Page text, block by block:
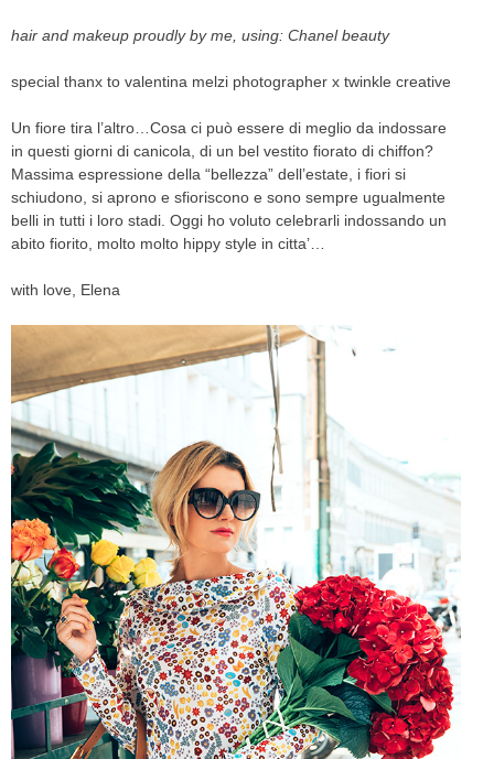
PRESS
CONTACT
ABOUT
HOME
hair and makeup proudly by me, using: Chanel beauty
special thanx to valentina melzi photographer x twinkle creative
Un fiore tira l’altro…Cosa ci può essere di meglio da indossare
in questi giorni di canicola, di un bel vestito fiorato di chiffon?
Massima espressione della “bellezza” dell’estate, i fiori si
schiudono, si aprono e sfioriscono e sono sempre ugualmente
belli in tutti i loro stadi. Oggi ho voluto celebrarli indossando un
abito fiorito, molto molto hippy style in citta’…
with love, Elena